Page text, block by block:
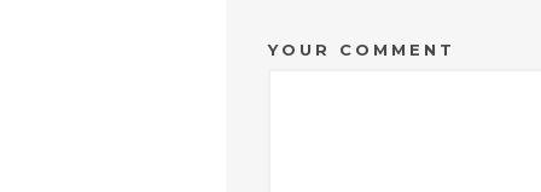
YOUR COMMENT